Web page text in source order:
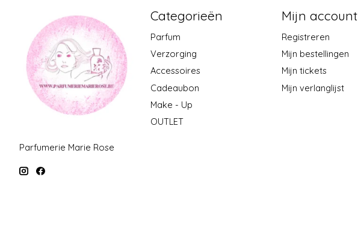
Parfumerie Marie Rose
Categorieën
Parfum
Verzorging
Accessoires
Cadeaubon
Make - Up
OUTLET
Mijn account
Registreren
Mijn bestellingen
Mijn tickets
Mijn verlanglijst